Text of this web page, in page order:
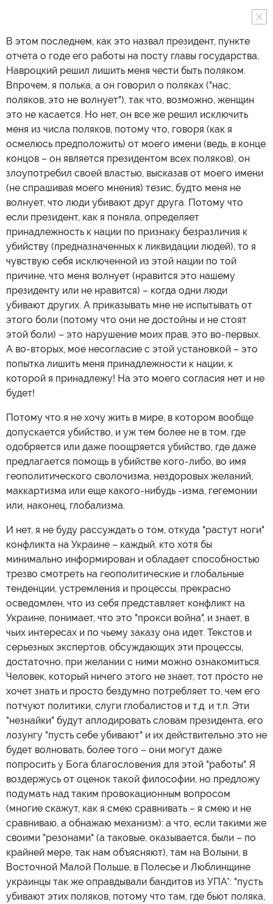
В этом последнем, как это назвал президент, пункте
отчета о годе его работы на посту главы государства,
Навроцкий решил лишить меня чести быть поляком.
Впрочем, я полька, а он говорил о поляках ("нас,
поляков, это не волнует"), так что, возможно, женщин
это не касается. Но нет, он все же решил исключить
меня из числа поляков, потому что, говоря (как я
осмелюсь предположить) от моего имени (ведь, в конце
концов – он является президентом всех поляков), он
злоупотребил своей властью, высказав от моего имени
(не спрашивая моего мнения) тезис, будто меня не
волнует, что люди убивают друг друга. Потому что
если президент, как я поняла, определяет
принадлежность к нации по признаку безразличия к
убийству (предназначенных к ликвидации людей), то я
чувствую себя исключенной из этой нации по той
причине, что меня волнует (нравится это нашему
президенту или не нравится) – когда одни люди
убивают других. А приказывать мне не испытывать от
этого боли (потому что они не достойны и не стоят
этой боли) – это нарушение моих прав, это во-первых.
А во-вторых, мое несогласие с этой установкой – это
попытка лишить меня принадлежности к нации, к
которой я принадлежу! На это моего согласия нет и не
будет!
Потому что я не хочу жить в мире, в котором вообще
допускается убийство, и уж тем более не в том, где
одобряется или даже поощряется убийство, где даже
предлагается помощь в убийстве кого-либо, во имя
геополитического сволочизма, нездоровых желаний,
маккартизма или еще какого-нибудь -изма, гегемонии
или, наконец, глобализма.
И нет, я не буду рассуждать о том, откуда "растут ноги"
конфликта на Украине – каждый, кто хотя бы
минимально информирован и обладает способностью
трезво смотреть на геополитические и глобальные
тенденции, устремления и процессы, прекрасно
осведомлен, что из себя представляет конфликт на
Украине, понимает, что это "прокси война", и знает, в
чьих интересах и по чьему заказу она идет. Текстов и
серьезных экспертов, обсуждающих эти процессы,
достаточно, при желании с ними можно ознакомиться.
Человек, который ничего этого не знает, тот просто не
хочет знать и просто бездумно потребляет то, чем его
потчуют политики, слуги глобалистов и т.д. и т.п. Эти
"незнайки" будут аплодировать словам президента, его
лозунгу "пусть себе убивают" и их действительно это не
будет волновать, более того – они могут даже
попросить у Бога благословения для этой "работы". Я
воздержусь от оценок такой философии, но предложу
подумать над таким провокационным вопросом
(многие скажут, как я смею сравнивать – я смею и не
сравниваю, а обнажаю механизм): а что, если такими же
своими "резонами" (а таковые, оказывается, были – по
крайней мере, так нам объясняют), там на Волыни, в
Восточной Малой Польше, в Полесье и Люблинщине
украинцы так же оправдывали бандитов из УПА*: "пусть
убивают этих поляков, потому что там, где бьют поляка,